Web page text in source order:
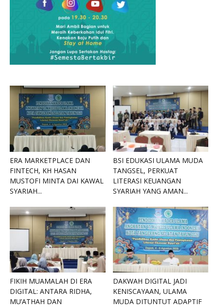
ERA MARKETPLACE DAN
FINTECH, KH HASAN
MUSTOFI MINTA DAI KAWAL
SYARIAH...
BSI EDUKASI ULAMA MUDA
TANGSEL, PERKUAT
LITERASI KEUANGAN
SYARIAH YANG AMAN...
FIKIH MUAMALAH DI ERA
DIGITAL: ANTARA RIDHA,
MU’ATHAH DAN
DAKWAH DIGITAL JADI
KENISCAYAAN, ULAMA
MUDA DITUNTUT ADAPTIF